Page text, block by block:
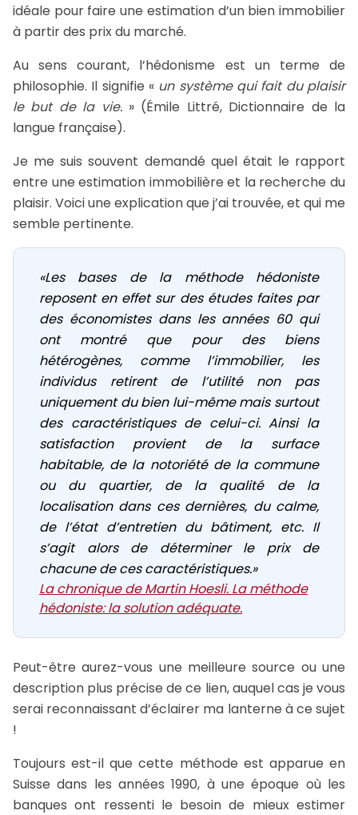
idéale pour faire une estimation d’un bien immobilier
à partir des prix du marché.
Au sens courant, l’hédonisme est un terme de
philosophie. Il signifie « un système qui fait du plaisir
le but de la vie.» (Émile Littré, Dictionnaire de la
langue française).
Je me suis souvent demandé quel était le rapport
entre une estimation immobilière et la recherche du
plaisir. Voici une explication que j’ai trouvée, et qui me
semble pertinente.
«Les bases de la méthode hédoniste
reposent en effet sur des études faites par
des économistes dans les années 60 qui
ont montré que pour des biens
hétérogènes, comme l’immobilier, les
individus retirent de l’utilité non pas
uniquement du bien lui-même mais surtout
des caractéristiques de celui-ci. Ainsi la
satisfaction provient de la surface
habitable, de la notoriété de la commune
ou du quartier, de la qualité de la
localisation dans ces dernières, du calme,
de l’état d’entretien du bâtiment, etc. Il
s’agit alors de déterminer le prix de
chacune de ces caractéristiques.»
La chronique de Martin Hoesli. La méthode
hédoniste: la solution adéquate.
Peut-être aurez-vous une meilleure source ou une
description plus précise de ce lien, auquel cas je vous
serai reconnaissant d’éclairer ma lanterne à ce sujet
!
Toujours est-il que cette méthode est apparue en
Suisse dans les années 1990, à une époque où les
banques ont ressenti le besoin de mieux estimer